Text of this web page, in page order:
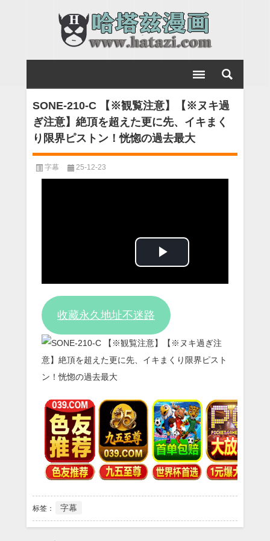
SONE-210-C 【※観覧注意】【※ヌキ過
ぎ注意】絶頂を超えた更に先、イキまく
り限界ピストン！恍惚の過去最大
字幕 25-12-23
Play
收藏永久地址不迷路
标签： 字幕